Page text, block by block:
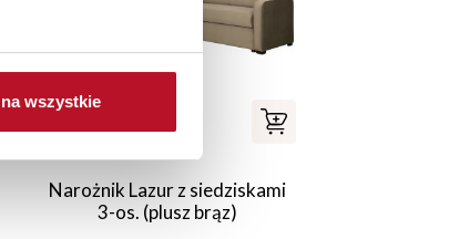
wszystkie
Narożnik Lazur z siedziskami
3-os. (plusz brąz)